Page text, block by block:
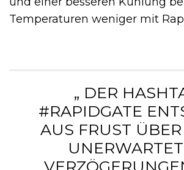
Temperaturen weniger mit
„ DER
#RAPIDGATE
AUS FRUST